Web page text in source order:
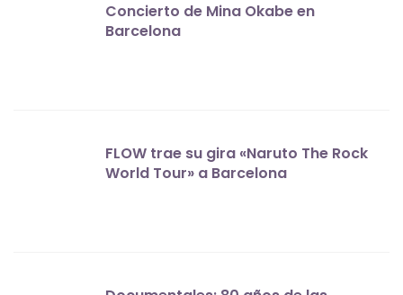
Concierto de Mina Okabe en
Barcelona
FLOW trae su gira «Naruto The Rock
World Tour» a Barcelona